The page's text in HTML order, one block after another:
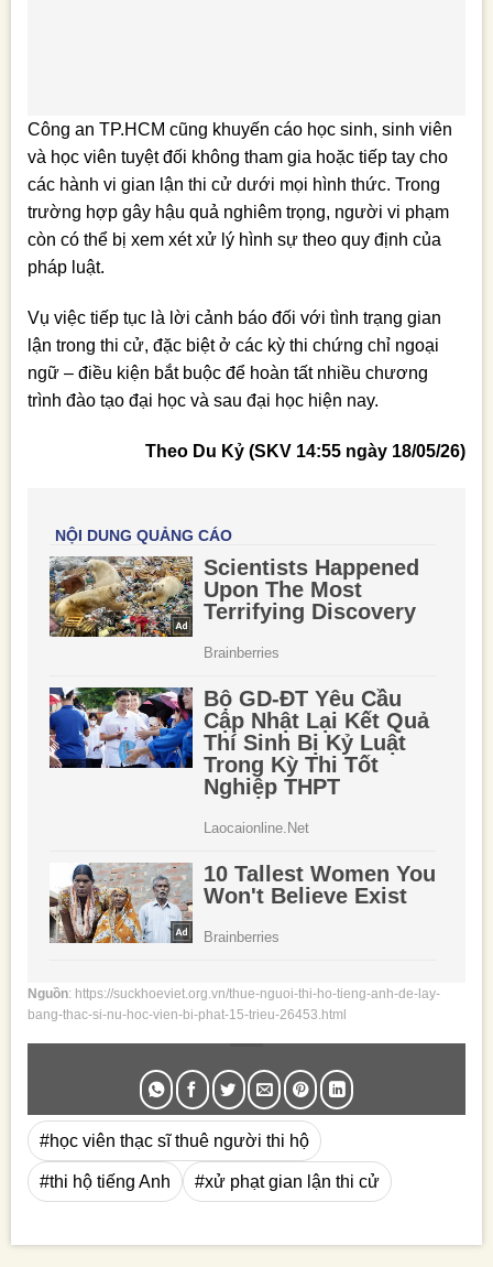
Công an TP.HCM cũng khuyến cáo học sinh, sinh viên
và học viên tuyệt đối không tham gia hoặc tiếp tay cho
các hành vi gian lận thi cử dưới mọi hình thức. Trong
trường hợp gây hậu quả nghiêm trọng, người vi phạm
còn có thể bị xem xét xử lý hình sự theo quy định của
pháp luật.
Vụ việc tiếp tục là lời cảnh báo đối với tình trạng gian
lận trong thi cử, đặc biệt ở các kỳ thi chứng chỉ ngoại
ngữ – điều kiện bắt buộc để hoàn tất nhiều chương
trình đào tạo đại học và sau đại học hiện nay.
Theo Du Kỷ (SKV 14:55 ngày 18/05/26)
Nguồn: https://suckhoeviet.org.vn/thue-nguoi-thi-ho-tieng-anh-de-lay-
bang-thac-si-nu-hoc-vien-bi-phat-15-trieu-26453.html
#học viên thạc sĩ thuê người thi hộ
#thi hộ tiếng Anh #xử phạt gian lận thi cử